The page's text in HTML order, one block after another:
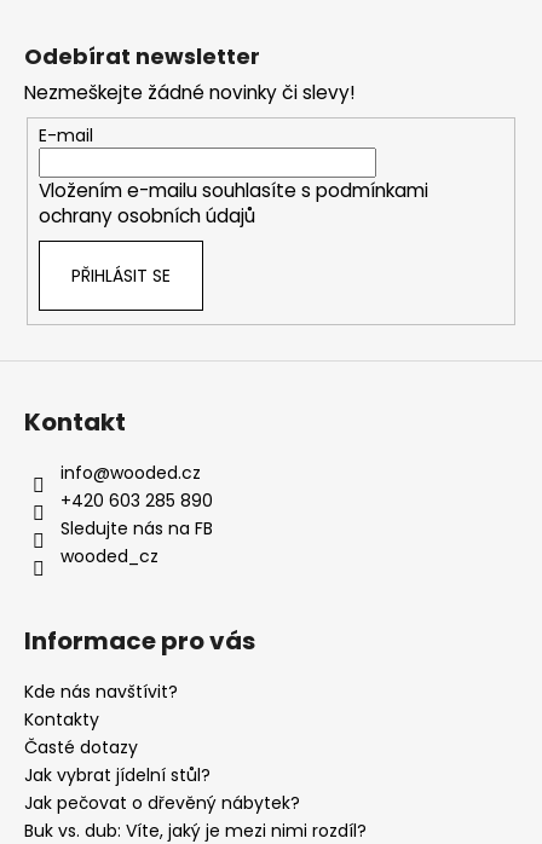
Odebírat newsletter
Nezmeškejte žádné novinky či slevy!
E-mail
Vložením e-mailu souhlasíte s podmínkami
ochrany osobních údajů
PŘIHLÁSIT SE
Kontakt
info@wooded.cz
+420 603 285 890
Sledujte nás na FB
wooded_cz
Informace pro vás
Kde nás navštívit?
Kontakty
Časté dotazy
Jak vybrat jídelní stůl?
Jak pečovat o dřevěný nábytek?
Buk vs. dub: Víte, jaký je mezi nimi rozdíl?